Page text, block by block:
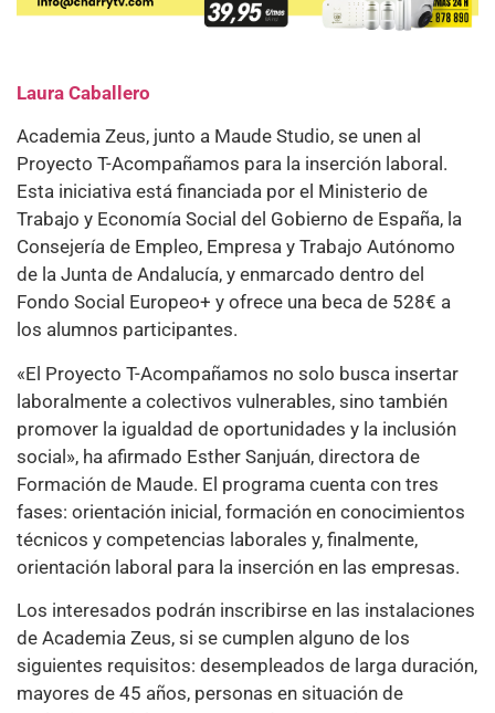
Laura Caballero
Academia Zeus, junto a Maude Studio, se unen al
Proyecto T-Acompañamos para la inserción laboral.
Esta iniciativa está financiada por el Ministerio de
Trabajo y Economía Social del Gobierno de España, la
Consejería de Empleo, Empresa y Trabajo Autónomo
de la Junta de Andalucía, y enmarcado dentro del
Fondo Social Europeo+ y ofrece una beca de 528€ a
los alumnos participantes.
«El Proyecto T-Acompañamos no solo busca insertar
laboralmente a colectivos vulnerables, sino también
promover la igualdad de oportunidades y la inclusión
social», ha afirmado Esther Sanjuán, directora de
Formación de Maude. El programa cuenta con tres
fases: orientación inicial, formación en conocimientos
técnicos y competencias laborales y, finalmente,
orientación laboral para la inserción en las empresas.
Los interesados podrán inscribirse en las instalaciones
de Academia Zeus, si se cumplen alguno de los
siguientes requisitos: desempleados de larga duración,
mayores de 45 años, personas en situación de